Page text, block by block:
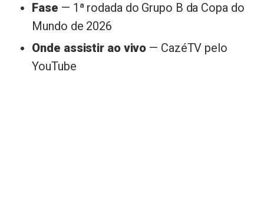
Fase — 1ª rodada do Grupo B da Copa do
Mundo de 2026
Onde assistir ao vivo — CazéTV pelo
YouTube